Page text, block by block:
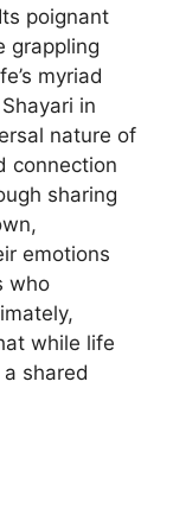
poignant
grappling
myriad
in
nature of
connection
sharing
emotions
who
while life
shared